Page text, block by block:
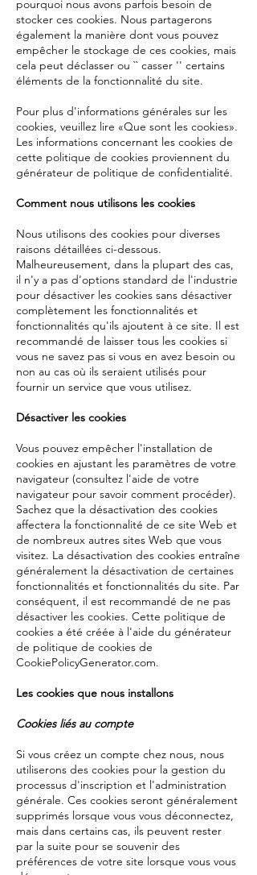
pourquoi nous avons parfois besoin de
stocker ces cookies. Nous partagerons
également la manière dont vous pouvez
empêcher le stockage de ces cookies, mais
cela peut déclasser ou `` casser '' certains
éléments de la fonctionnalité du site.
Pour plus d'informations générales sur les
cookies, veuillez lire «Que sont les cookies».
Les informations concernant les cookies de
cette politique de cookies proviennent du
générateur de politique de confidentialité.
Comment nous utilisons les cookies
Nous utilisons des cookies pour diverses
raisons détaillées ci-dessous.
Malheureusement, dans la plupart des cas,
il n'y a pas d'options standard de l'industrie
pour désactiver les cookies sans désactiver
complètement les fonctionnalités et
fonctionnalités qu'ils ajoutent à ce site. Il est
recommandé de laisser tous les cookies si
vous ne savez pas si vous en avez besoin ou
non au cas où ils seraient utilisés pour
fournir un service que vous utilisez.
Désactiver les cookies
Vous pouvez empêcher l'installation de
cookies en ajustant les paramètres de votre
navigateur (consultez l'aide de votre
navigateur pour savoir comment procéder).
Sachez que la désactivation des cookies
affectera la fonctionnalité de ce site Web et
de nombreux autres sites Web que vous
visitez. La désactivation des cookies entraîne
généralement la désactivation de certaines
fonctionnalités et fonctionnalités du site. Par
conséquent, il est recommandé de ne pas
désactiver les cookies. Cette politique de
cookies a été créée à l'aide du générateur
de politique de cookies de
CookiePolicyGenerator.com.
Les cookies que nous installons
Cookies liés au compte
Si vous créez un compte chez nous, nous
utiliserons des cookies pour la gestion du
processus d'inscription et l'administration
générale. Ces cookies seront généralement
supprimés lorsque vous vous déconnectez,
mais dans certains cas, ils peuvent rester
par la suite pour se souvenir des
préférences de votre site lorsque vous vous